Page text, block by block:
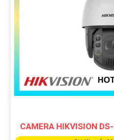
CAMERA HIKVISION